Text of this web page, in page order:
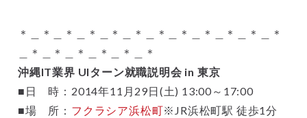
＊＿＊＿＊＿＊＿＊＿＊＿＊＿＊＿＊＿＊＿＊＿＊
＿＊＿＊＿＊＿＊＿＊＿＊
沖縄IT業界 UIターン就職説明会 in 東京
■日 時：2014年11月29日(土) 13:00～17:00
■場 所： フクラシア浜松町※JR浜松町駅 徒歩1分